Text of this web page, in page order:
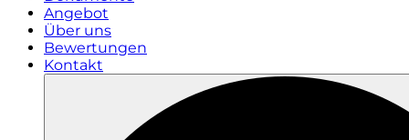
Angebot
Über uns
Bewertungen
Kontakt